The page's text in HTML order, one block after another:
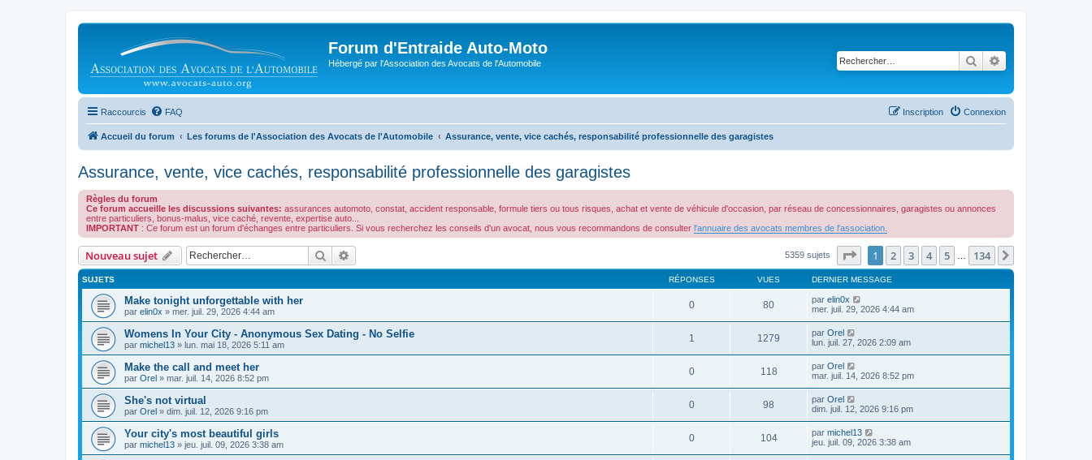
Forum d'Entraide Auto-Moto
Hébergé par l'Association des Avocats de l'Automobile Rechercher
Raccourcis FAQ Connexion
Inscription
Accueil du forum Les forums de l'Association des Avocats de l'Automobile Assurance, vente, vice cachés, responsabilité professionnelle des garagistes
Assurance, vente, vice cachés, responsabilité professionnelle des garagistes
Règles du forum
Ce forum accueille les discussions suivantes: assurances automoto, constat, accident responsable, formule tiers ou tous risques, achat et vente de véhicule d'occasion, par réseau de concessionnaires, garagistes ou annonces
entre particuliers, bonus-malus, vice caché, revente, expertise auto...
IMPORTANT : Ce forum est un forum d'échanges entre particuliers. Si vous recherchez les conseils d'un avocat, nous vous recommandons de consulter l'annuaire des avocats membres de l'association.
Nouveau sujet Rechercher 5359 sujets Page sur134
1 2 3 4 5 134
SUJETS RÉPONSES VUES DERNIER MESSAGE
Make tonight unforgettable with her
par elin0x » mer. juil. 29, 2026 4:44 am
0 80 par elin0x
mer. juil. 29, 2026 4:44 am
Womens In Your City - Anonymous Sex Dating - No Selfie
par michel13 » lun. mai 18, 2026 5:11 am
1 1279 par Orel
lun. juil. 27, 2026 2:09 am
Make the call and meet her
par Orel » mar. juil. 14, 2026 8:52 pm
0 118 par Orel
mar. juil. 14, 2026 8:52 pm
She's not virtual
par Orel » dim. juil. 12, 2026 9:16 pm
0 98 par Orel
dim. juil. 12, 2026 9:16 pm
Your city's most beautiful girls
par michel13 » jeu. juil. 09, 2026 3:38 am
0 104 par michel13
jeu. juil. 09, 2026 3:38 am